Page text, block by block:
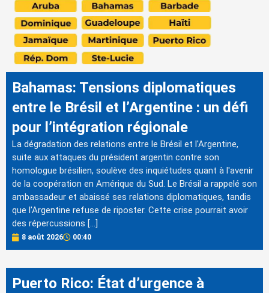
Bahamas: Tensions diplomatiques
entre le Brésil et l’Argentine : un défi
pour l’intégration régionale
La dégradation des relations entre le Brésil et l'Argentine,
suite aux attaques du président argentin contre son
homologue brésilien, soulève des inquiétudes quant à l'avenir
de la coopération en Amérique du Sud. Le Brésil a rappelé son
ambassadeur et abaissé ses relations diplomatiques, tandis
que l'Argentine refuse de riposter. Cette crise pourrait avoir
des répercussions […]
8 août 2026 00:40
Puerto Rico: État d’urgence à